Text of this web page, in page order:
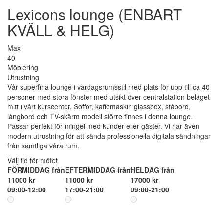
Lexicons lounge (ENBART
KVÄLL & HELG)
Max
40
Möblering
Utrustning
Vår superfina lounge i vardagsrumsstil med plats för upp till ca 40
personer med stora fönster med utsikt över centralstation beläget
mitt i vårt kurscenter. Soffor, kaffemaskin glassbox, ståbord,
långbord och TV-skärm modell större finnes i denna lounge.
Passar perfekt för mingel med kunder eller gäster. Vi har även
modern utrustning för att sända professionella digitala sändningar
från samtliga våra rum.
Välj tid för mötet
FÖRMIDDAG från
11000 kr
09:00-12:00
EFTERMIDDAG från
11000 kr
17:00-21:00
HELDAG från
17000 kr
09:00-21:00